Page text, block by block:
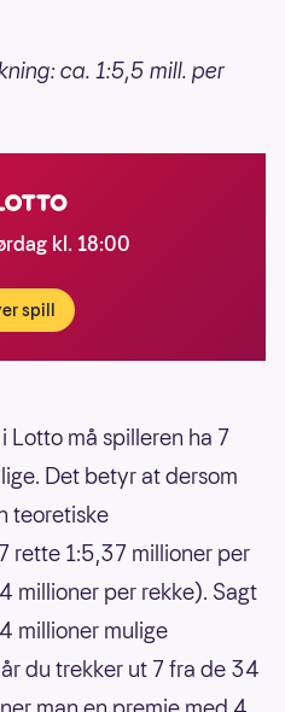
ca. 1:5,5 mill. per
kl. 18:00
spill
Lotto må spilleren ha 7
Det betyr at dersom
teoretiske
rette 1:5,37 millioner per
millioner per rekke). Sagt
millioner mulige
du trekker ut 7 fra de 34